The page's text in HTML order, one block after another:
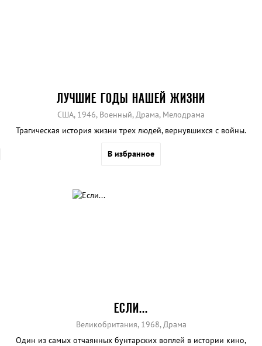
ЛУЧШИЕ ГОДЫ НАШЕЙ ЖИЗНИ
США, 1946, Военный, Драма, Мелодрама
Трагическая история жизни трех людей, вернувшихся с войны.
В избранное
ЕСЛИ...
Великобритания, 1968, Драма
Один из самых отчаянных бунтарских воплей в истории кино,